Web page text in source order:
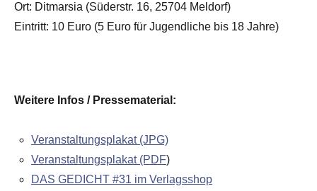
Ort: Ditmarsia (Süderstr. 16, 25704 Meldorf)
Eintritt: 10 Euro (5 Euro für Jugendliche bis 18 Jahre)
Weitere Infos / Pressematerial:
Veranstaltungsplakat (JPG)
Veranstaltungsplakat (PDF)
DAS GEDICHT #31 im Verlagsshop